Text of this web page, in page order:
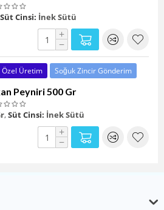
Süt Cinsi: İnek Sütü
+
−
Özel Üretim Soğuk Zincir Gönderim
Peyniri 500 Gr
,Süt Cinsi: İnek Sütü
+
−